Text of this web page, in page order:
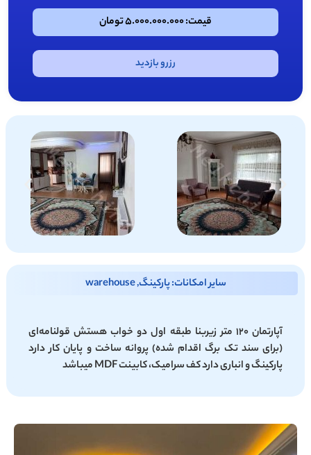
قیمت: 5.000.000.000 تومان
رزرو بازدید
سایر امکانات: پارکینگ, warehouse
آپارتمان ۱۲۰ متر زیربنا طبقه اول دو خواب هستش قولنامه‌ای
(برای سند تک برگ اقدام شده) پروانه ساخت و پایان کار دارد
پارکینگ و انباری دارد کف سرامیک، کابینت MDF میباشد